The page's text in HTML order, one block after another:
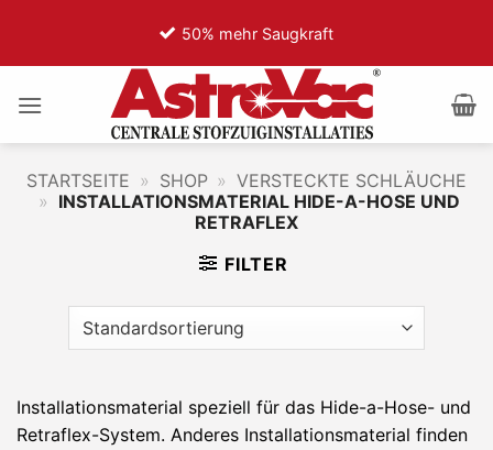
springen
50% mehr Saugkraft
STARTSEITE » SHOP » VERSTECKTE SCHLÄUCHE
» INSTALLATIONSMATERIAL HIDE-A-HOSE UND
RETRAFLEX
FILTER
Installationsmaterial speziell für das Hide-a-Hose- und
Retraflex-System. Anderes Installationsmaterial finden